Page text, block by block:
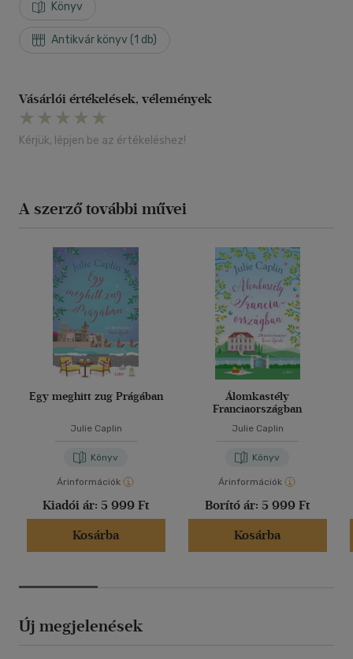
Könyv
Antikvár könyv (1 db)
Vásárlói értékelések, vélemények
Kérjük, lépjen be az értékeléshez!
A szerző további művei
Egy meghitt zug Prágában
Julie Caplin
Könyv
Árinformációk
Kiadói ár: 5 999 Ft
Kosárba
Álomkastély
Franciaországban
Julie Caplin
Könyv
Árinformációk
Borító ár: 5 999 Ft
Kosárba
Új megjelenések